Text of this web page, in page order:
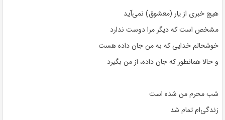
هیچ خبری از یار (معشوق) نمی‌آید
مشخص است که دیگر مرا دوست ندارد
خوشحالم خدایی که به من جان داده هست
و حالا همانطور که جان داده، از من بگیرد
شب محرم من شده است
زندگی‌ام تمام شد